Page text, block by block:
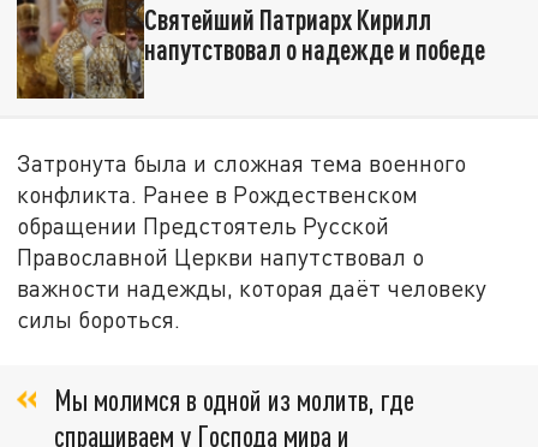
Святейший Патриарх Кирилл
напутствовал о надежде и победе
Затронута была и сложная тема военного
конфликта. Ранее в Рождественском
обращении Предстоятель Русской
Православной Церкви напутствовал о
важности надежды, которая даёт человеку
силы бороться.
Мы молимся в одной из молитв, где
спрашиваем у Господа мира и